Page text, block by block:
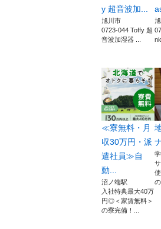
y 超音波加...
旭川市
0723-044 Toffy 超
音波加湿器 ...
≪寮無料・月
収30万円・派
遣社員≫自
動...
沼ノ端駅
入社特典最大40万
円◎＜家賃無料＞
の寮完備！...